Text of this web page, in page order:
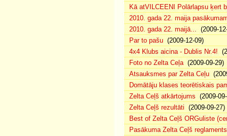
Kā atVILCEENI Polārlapsu ķert
2010. gada 22. maija
2010. gada 22. maijā... (2009-
Par to pašu (2009-12-09)
4x4 Klubs aicina - Dublis Nr.4!
Foto no Zelta Ceļa(2009-09-29)
Atsauksmes par Zelta Ceļu
Domātāju klases teorētiskais
Zelta Ceļš atkārtojums (2009-
Zelta Ceļš rezultāti (2009-09-27)
Best of Zelta Ceļš ORGuliste
Pasākuma Zelta Ceļš reglaments